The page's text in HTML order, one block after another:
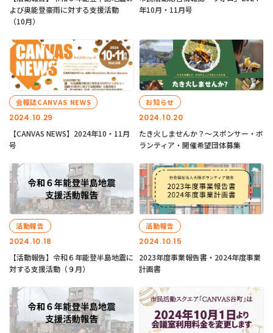
よび奥能登豪雨に対する支援活動
（10月）
年10月・11月号
2024.10.29
会報誌CANVAS NEWS
【CANVAS NEWS】2024年10・11月
号
2024.10.20
お知らせ
たき火しませんか？～スポンサー・ボ
ランティア・開催希望団体募集
2024.10.18
活動報告
【活動報告】令和６年能登半島地震に
対する支援活動（９月）
2024.10.15
活動報告
2023年度事業報告書・2024年度事業
計画書